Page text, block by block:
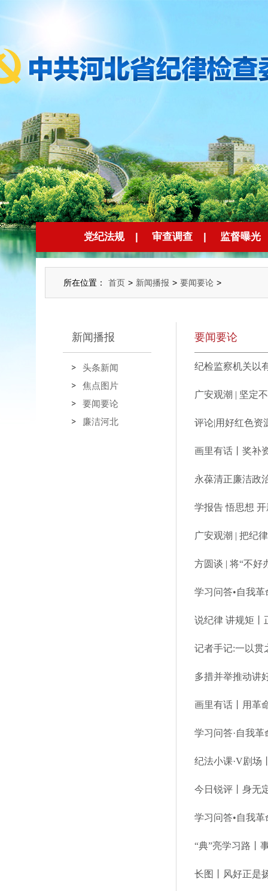
党纪法规 | 审查调查 | 监督曝光
所在位置： 首页 > 新闻播报 > 要闻要论 >
新闻播报
头条新闻
焦点图片
要闻要论
廉洁河北
要闻要论
广安观潮 | 坚定
评论|用好红色资
画里有话丨奖补
永葆清正廉洁政
学报告 悟思想
广安观潮 | 把纪
方圆谈 | 将“不好
说纪律 讲规矩丨
记者手记:一以贯
多措并举推动讲
画里有话丨用革
学习问答·自我
纪法小课·V剧场
今日锐评丨身无
学习问答•自我
“典”亮学习路丨
长图丨风好正是